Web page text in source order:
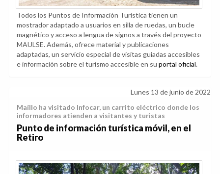
Todos los Puntos de Información Turística tienen un
mostrador adaptado a usuarios en silla de ruedas, un bucle
magnético y acceso a lengua de signos a través del proyecto
MAULSE. Además, ofrece material y publicaciones
adaptadas, un servicio especial de visitas guiadas accesibles
e información sobre el turismo accesible en su portal oficial.
Lunes 13 de junio de 2022
Maíllo ha visitado Infocar, un carrito eléctrico donde los
informadores atienden a visitantes y turistas
Punto de información turística móvil, en el
Retiro